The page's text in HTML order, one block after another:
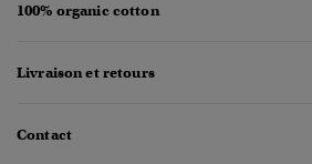
100% organic cotton
Livraison et retours
Contact